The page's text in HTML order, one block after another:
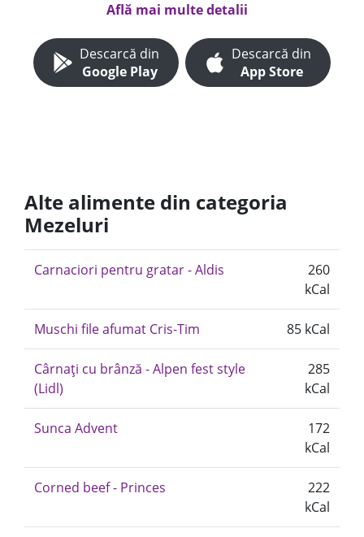
Află mai multe detalii
Descarcă din
Google Play
Descarcă din
App Store
Alte alimente din categoria
Mezeluri
Carnaciori pentru gratar - Aldis
260
kCal
Muschi file afumat Cris-Tim 85 kCal
Cârnați cu brânză - Alpen fest style
(Lidl)
285
kCal
Sunca Advent
172
kCal
Corned beef - Princes
222
kCal